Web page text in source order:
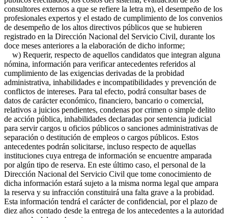
consultores externos a que se refiere la letra m), el desempeño de los
profesionales expertos y el estado de cumplimiento de los convenios
de desempeño de los altos directivos públicos que se hubieren
registrado en la Dirección Nacional del Servicio Civil, durante los
doce meses anteriores a la elaboración de dicho informe;
w) Requerir, respecto de aquellos candidatos que integran alguna
nómina, información para verificar antecedentes referidos al
cumplimiento de las exigencias derivadas de la probidad
administrativa, inhabilidades e incompatibilidades y prevención de
conflictos de intereses. Para tal efecto, podrá consultar bases de
datos de carácter económico, financiero, bancario o comercial,
relativos a juicios pendientes, condenas por crimen o simple delito
de acción pública, inhabilidades declaradas por sentencia judicial
para servir cargos u oficios públicos o sanciones administrativas de
separación o destitución de empleos o cargos públicos. Estos
antecedentes podrán solicitarse, incluso respecto de aquellas
instituciones cuya entrega de información se encuentre amparada
por algún tipo de reserva. En este último caso, el personal de la
Dirección Nacional del Servicio Civil que tome conocimiento de
dicha información estará sujeto a la misma norma legal que ampara
la reserva y su infracción constituirá una falta grave a la probidad.
Esta información tendrá el carácter de confidencial, por el plazo de
diez años contado desde la entrega de los antecedentes a la autoridad